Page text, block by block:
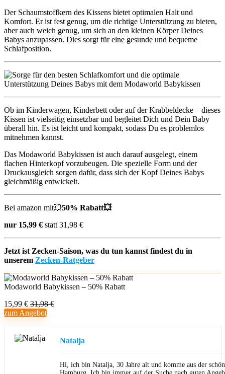
Der Schaumstoffkern des Kissens bietet optimalen Halt und
Komfort. Er ist fest genug, um die richtige Unterstützung zu bieten,
aber auch weich genug, um sich an den kleinen Körper Deines
Babys anzupassen. Dies sorgt für eine gesunde und bequeme
Schlafposition.
Ob im Kinderwagen, Kinderbett oder auf der Krabbeldecke – dieses
Kissen ist vielseitig einsetzbar und begleitet Dich und Dein Baby
überall hin. Es ist leicht und kompakt, sodass Du es problemlos
mitnehmen kannst.
Das Modaworld Babykissen ist auch darauf ausgelegt, einem
flachen Hinterkopf vorzubeugen. Die spezielle Form und der
Druckausgleich sorgen dafür, dass sich der Kopf Deines Babys
gleichmäßig entwickelt.
Bei amazon mit💥50% Rabatt💥
nur 15,99 € statt 31,98 €
Jetzt ist Zecken-Saison, was du tun kannst findest du in
unserem Zecken-Ratgeber
Modaworld Babykissen – 50% Rabatt
15,99 € 31,98 €
zum Angebot
Natalja
Hi, ich bin Natalja, 30 Jahre alt und komme aus der